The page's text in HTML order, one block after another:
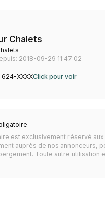
Chalets
2018-09-29 11:47:02
624-XXXXClick pour voir
est exclusivement réservé
auprès de nos annonceurs,
Toute autre utilisation